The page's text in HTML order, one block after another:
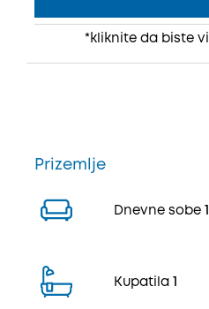
*kliknite da biste
Prizemlje
Dnevne sobe
Kupatila